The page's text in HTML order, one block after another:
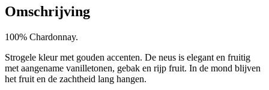
Omschrijving
100% Chardonnay.
Strogele kleur met gouden accenten. De neus is elegant en fruitig
met aangename vanilletonen, gebak en rijp fruit. In de mond blijven
het fruit en de zachtheid lang hangen.